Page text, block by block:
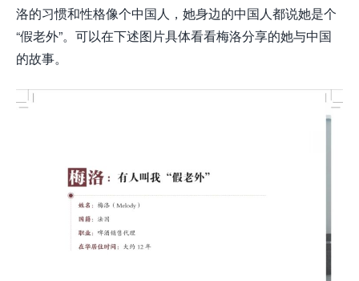
洛的习惯和性格像个中国人，她身边的中国人都说她是个
“假老外”。可以在下述图片具体看看梅洛分享的她与中国
的故事。